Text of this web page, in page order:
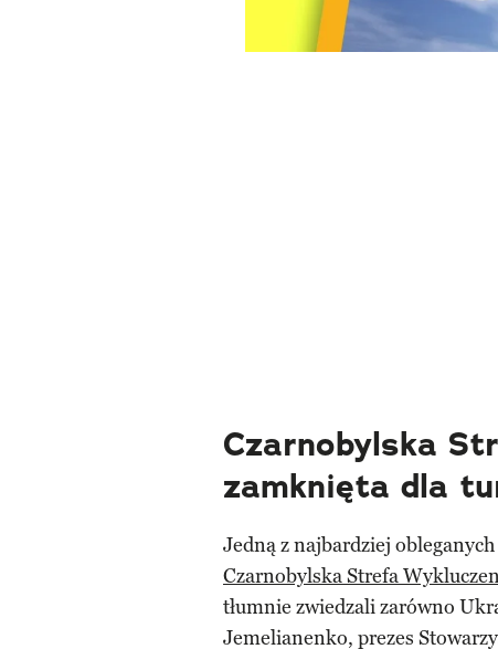
Czarnobylska
zamknięta dla
Jedną z najbardziej
Czarnobylska Strefa
tłumnie zwiedzali zarówno
Jemelianenko, prezes